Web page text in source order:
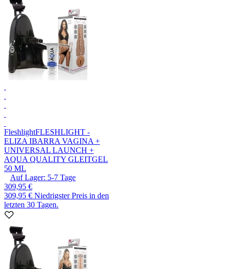
FleshlightFLESHLIGHT -
ELIZA IBARRA VAGINA +
UNIVERSAL LAUNCH +
AQUA QUALITY GLEITGEL
50 ML
Auf Lager: 5-7 Tage
309,95 €
309,95 € Niedrigster Preis in den
letzten 30 Tagen.